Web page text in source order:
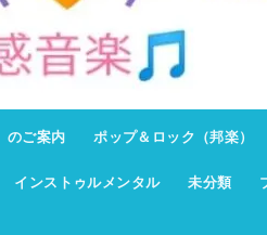
ご案内 ポップ＆ロック（邦楽）
インストゥルメンタル 未分類